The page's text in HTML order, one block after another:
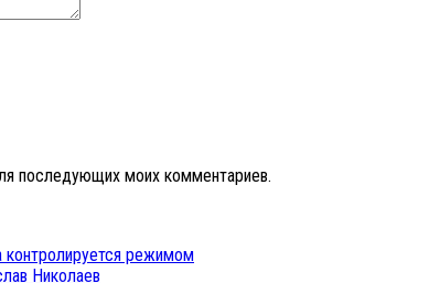
последующих моих комментариев.
контролируется режимом
Николаев